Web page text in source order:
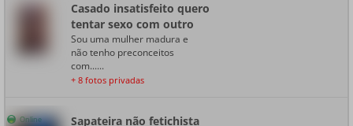
Casado insatisfeito quero
tentar sexo com outro
Sou uma mulher madura e
não tenho preconceitos
com......
+ 8 fotos privadas
Online
Sapateira não fetichista